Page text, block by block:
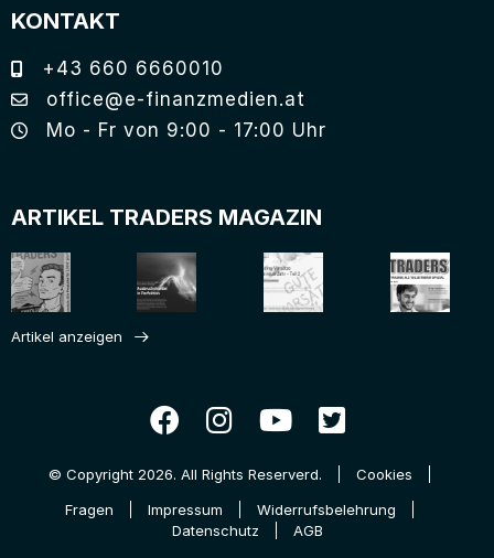
KONTAKT
+43 660 6660010
office@e-finanzmedien.at
Mo - Fr von 9:00 - 17:00 Uhr
ARTIKEL TRADERS MAGAZIN
Artikel anzeigen
© Copyright 2026. All Rights Reserverd.
Cookies
Fragen
Impressum
Widerrufsbelehrung
Datenschutz
AGB